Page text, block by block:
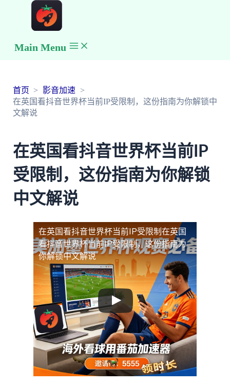
Main Menu
首页
影音加速
在英国看抖音世界杯当前IP受限制，这份指南为你解锁中
文解说
在英国看抖音世界杯当前IP
受限制，这份指南为你解锁
中文解说
在英国看抖音世界杯当前IP受限制 在英国
看抖音世界杯当前IP受限制，这份指南为
你解锁中文解说